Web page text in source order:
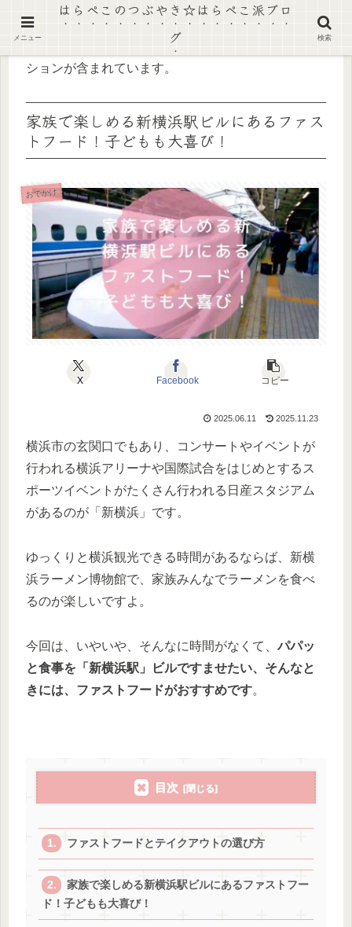
【景品表示法に基づく表記】本ページにはプロモー
ションが含まれています。
家族で楽しめる新横浜駅ビルにあるファス
トフード！子どもも大喜び！
おでかけ
X Facebook コピー
2025.06.11 2025.11.23
横浜市の玄関口でもあり、コンサートやイベントが
行われる横浜アリーナや国際試合をはじめとするス
ポーツイベントがたくさん行われる日産スタジアム
があるのが「新横浜」です。
ゆっくりと横浜観光できる時間があるならば、新横
浜ラーメン博物館で、家族みんなでラーメンを食べ
るのが楽しいですよ。
今回は、いやいや、そんなに時間がなくて、 パパッ
と食事を「新横浜駅」ビルですませたい、そんなと
きには、ファストフードがおすすめです。
目次
ファストフードとテイクアウトの選び方
家族で楽しめる新横浜駅ビルにあるファストフー
ド！子どもも大喜び！
メニュー
はらぺこのつぶやき☆はらぺこ派ブロ
グ
検索